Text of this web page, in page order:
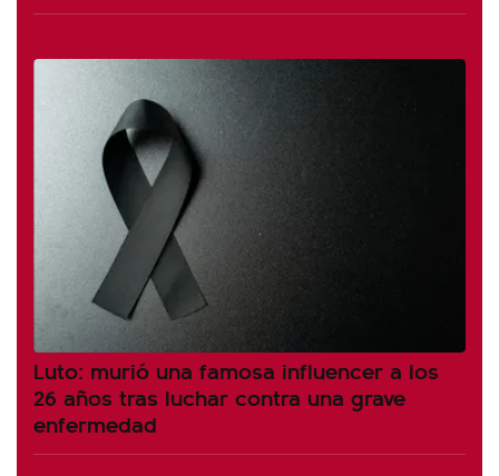
Luto: murió una famosa influencer a los
26 años tras luchar contra una grave
enfermedad